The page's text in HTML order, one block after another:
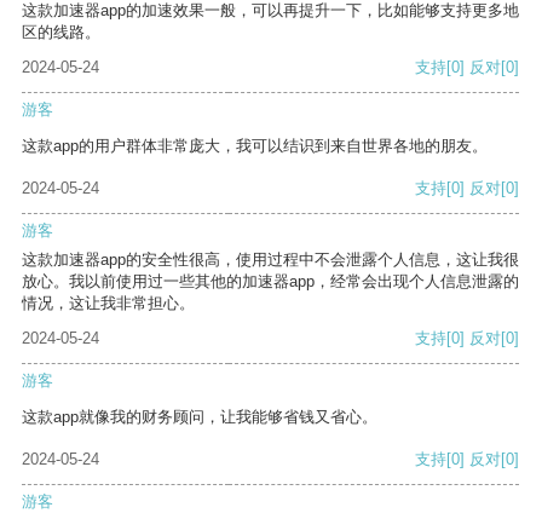
这款加速器app的加速效果一般，可以再提升一下，比如能够支持更多地
区的线路。
2024-05-24
支持[0] 反对[0]
游客
这款app的用户群体非常庞大，我可以结识到来自世界各地的朋友。
2024-05-24 支持[0] 反对[0]
游客
这款加速器app的安全性很高，使用过程中不会泄露个人信息，这让我很
放心。我以前使用过一些其他的加速器app，经常会出现个人信息泄露的
情况，这让我非常担心。
2024-05-24
支持[0] 反对[0]
游客
这款app就像我的财务顾问，让我能够省钱又省心。
2024-05-24 支持[0] 反对[0]
游客